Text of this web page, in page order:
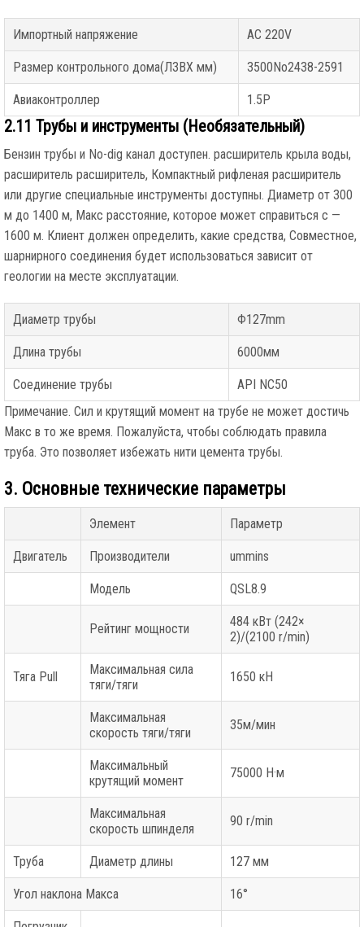
Импортный напряжение AC 220V
Размер контрольного дома(ЛЗВХ мм) 3500No2438-2591
Авиаконтроллер 1.5P
2.11 Трубы и инструменты (Необязательный)
Бензин трубы и No-dig канал доступен. расширитель крыла воды,
расширитель расширитель, Компактный рифленая расширитель
или другие специальные инструменты доступны. Диаметр от 300
м до 1400 м, Макс расстояние, которое может справиться с —
1600 м. Клиент должен определить, какие средства, Совместное,
шарнирного соединения будет использоваться зависит от
геологии на месте эксплуатации.
Диаметр трубы Φ127mm
Длина трубы 6000мм
Соединение трубы
API NC50
Примечание. Сил и крутящий момент на трубе не может достичь
Макс в то же время. Пожалуйста, чтобы соблюдать правила
труба. Это позволяет избежать нити цемента трубы.
3. Основные технические параметры
Элемент Параметр
Двигатель Производители ummins
Модель QSL8.9
Рейтинг мощности
484 кВт (242×
2)/(2100 r/min)
Тяга Pull
Максимальная сила
тяги/тяги
1650 кН
Максимальная
скорость тяги/тяги
35м/мин
Максимальный
крутящий момент
75000 Н·м
Максимальная
скорость шпинделя
90 r/min
Труба Диаметр длины 127 мм
Угол наклона Макса 16°